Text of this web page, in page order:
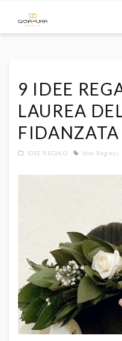
9 IDEE
LAUREA
FIDANZATA
IDEE REGALO Idee Regalo